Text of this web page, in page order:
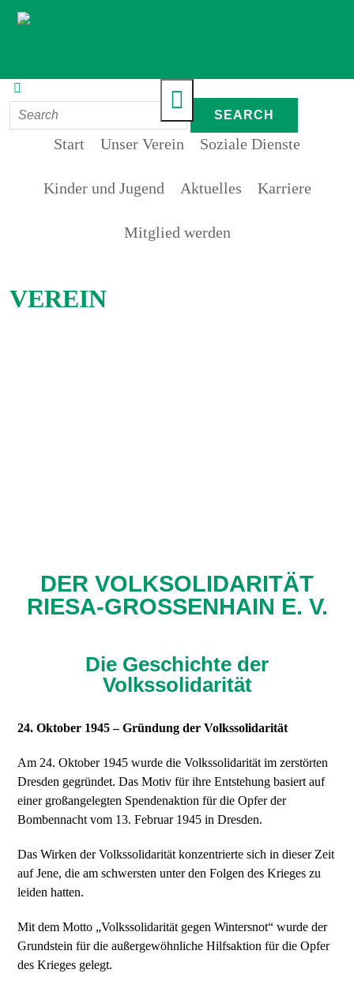
Start Unser Verein Soziale Dienste
Kinder und Jugend Aktuelles Karriere
Mitglied werden
VEREIN
DER VOLKSOLIDARITÄT
RIESA-GROSSENHAIN E. V.
Die Geschichte der
Volkssolidarität
24. Oktober 1945 – Gründung der Volkssolidarität
Am 24. Oktober 1945 wurde die Volkssolidarität im zerstörten
Dresden gegründet. Das Motiv für ihre Entstehung basiert auf
einer großangelegten Spendenaktion für die Opfer der
Bombennacht vom 13. Februar 1945 in Dresden.
Das Wirken der Volkssolidarität konzentrierte sich in dieser Zeit
auf Jene, die am schwersten unter den Folgen des Krieges zu
leiden hatten.
Mit dem Motto „Volkssolidarität gegen Wintersnot“ wurde der
Grundstein für die außergewöhnliche Hilfsaktion für die Opfer
des Krieges gelegt.